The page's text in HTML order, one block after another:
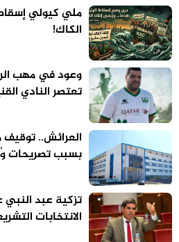
ملي كيولي
الكاك!
وعود في مهب
تعتصر النادي
العرائش..
بسبب تصريحات
تزكية عبد
الانتخابات